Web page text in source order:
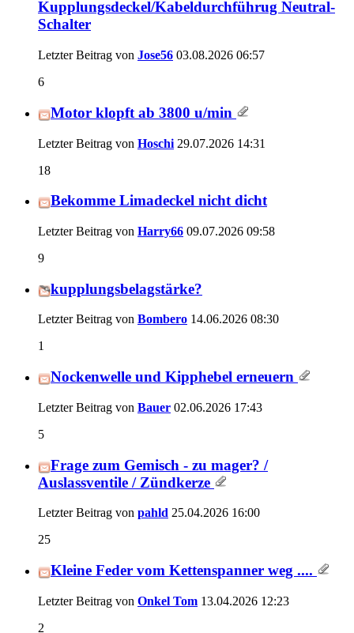
Kupplungsdeckel/Kabeldurchführug Neutral-
Schalter
Letzter Beitrag von Jose56 03.08.2026 06:57
6
Motor klopft ab 3800 u/min
Letzter Beitrag von Hoschi 29.07.2026 14:31
18
Bekomme Limadeckel nicht dicht
Letzter Beitrag von Harry66 09.07.2026 09:58
9
kupplungsbelagstärke?
Letzter Beitrag von Bombero 14.06.2026 08:30
1
Nockenwelle und Kipphebel erneuern
Letzter Beitrag von Bauer 02.06.2026 17:43
5
Frage zum Gemisch - zu mager? /
Auslassventile / Zündkerze
Letzter Beitrag von pahld 25.04.2026 16:00
25
Kleine Feder vom Kettenspanner weg ....
Letzter Beitrag von Onkel Tom 13.04.2026 12:23
2